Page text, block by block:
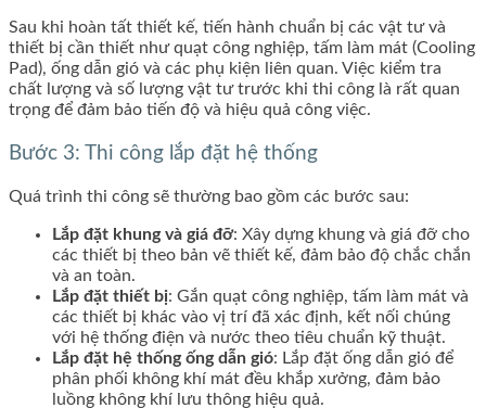
Sau khi hoàn tất thiết kế, tiến hành chuẩn bị các vật tư và
thiết bị cần thiết như quạt công nghiệp, tấm làm mát (Cooling
Pad), ống dẫn gió và các phụ kiện liên quan. Việc kiểm tra
chất lượng và số lượng vật tư trước khi thi công là rất quan
trọng để đảm bảo tiến độ và hiệu quả công việc.
Bước 3: Thi công lắp đặt hệ thống
Quá trình thi công sẽ thường bao gồm các bước sau:
Lắp đặt khung và giá đỡ: Xây dựng khung và giá đỡ cho
các thiết bị theo bản vẽ thiết kế, đảm bảo độ chắc chắn
và an toàn.
Lắp đặt thiết bị: Gắn quạt công nghiệp, tấm làm mát và
các thiết bị khác vào vị trí đã xác định, kết nối chúng
với hệ thống điện và nước theo tiêu chuẩn kỹ thuật.
Lắp đặt hệ thống ống dẫn gió: Lắp đặt ống dẫn gió để
phân phối không khí mát đều khắp xưởng, đảm bảo
luồng không khí lưu thông hiệu quả.